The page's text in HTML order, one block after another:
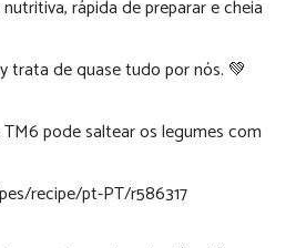
rápida de preparar e cheia
trata de quase tudo por nós. 💚
pode saltear os legumes com
recipe/pt-PT/r586317